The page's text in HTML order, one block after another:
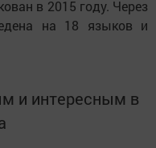
в 2015 году. Через
на 18 языков и
и интересным в